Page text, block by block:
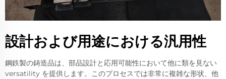
設計および用途における汎用性
鋼鉄製の鋳造品は、部品設計と応用可能性において他に類を見ない
versatility を提供します。このプロセスでは非常に複雑な形状、他